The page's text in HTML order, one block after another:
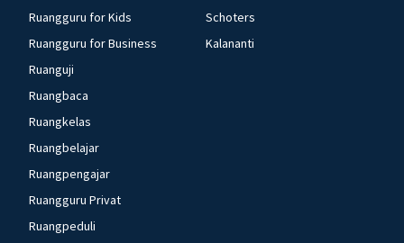
Ruangguru for Kids
Ruangguru for Business
Ruanguji
Ruangbaca
Ruangkelas
Ruangbelajar
Ruangpengajar
Ruangguru Privat
Ruangpeduli
Schoters
Kalananti